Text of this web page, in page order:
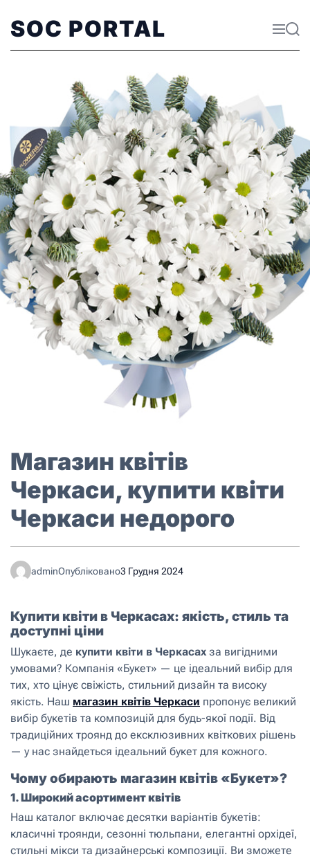
SOC PORTAL
Магазин квітів
Черкаси, купити квіти
Черкаси недорого
adminОпубліковано3 Грудня 2024
Купити квіти в Черкасах: якість, стиль та
доступні ціни
Шукаєте, де купити квіти в Черкасах за вигідними
умовами? Компанія «Букет» — це ідеальний вибір для
тих, хто цінує свіжість, стильний дизайн та високу
якість. Наш магазин квітів Черкаси пропонує великий
вибір букетів та композицій для будь-якої події. Від
традиційних троянд до ексклюзивних квіткових рішень
— у нас знайдеться ідеальний букет для кожного.
Чому обирають магазин квітів «Букет»?
1.Широкий асортимент квітів
Наш каталог включає десятки варіантів букетів:
класичні троянди, сезонні тюльпани, елегантні орхідеї,
стильні мікси та дизайнерські композиції. Ви зможете